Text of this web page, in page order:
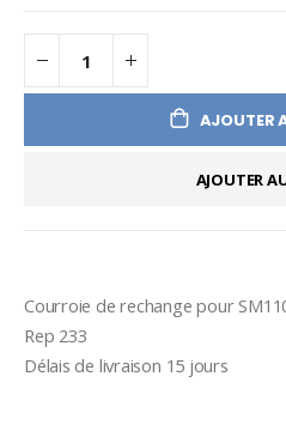
AJOUTER
AJOUTER
Courroie de rechange pour
Rep 233
Délais de livraison 15 jours